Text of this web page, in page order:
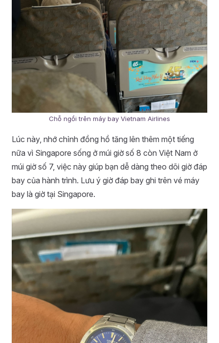
Chỗ ngồi trên máy bay Vietnam Airlines
Lúc này, nhớ chỉnh đồng hồ tăng lên thêm một tiếng
nữa vì Singapore sống ở múi giờ số 8 còn Việt Nam ở
múi giờ số 7, việc này giúp bạn dễ dàng theo dõi giờ đáp
bay của hành trình. Lưu ý giờ đáp bay ghi trên vé máy
bay là giờ tại Singapore.